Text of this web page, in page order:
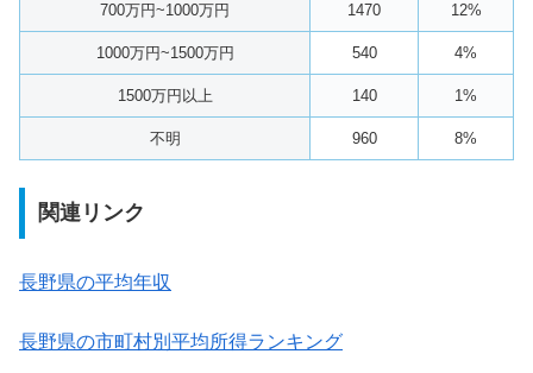
700万円~1000万円 1470 12%
1000万円~1500万円 540 4%
1500万円以上 140 1%
不明 960 8%
関連リンク
長野県の平均年収
長野県の市町村別平均所得ランキング